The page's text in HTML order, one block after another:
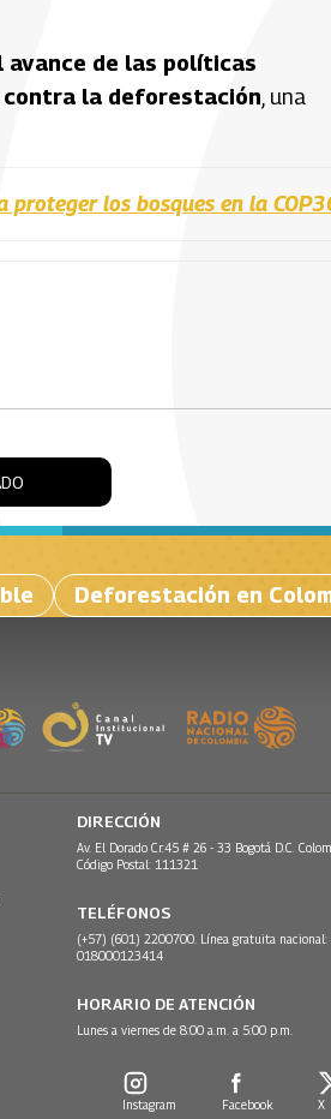
de las políticas
contra la deforestación , una
los bosques en la
Deforestación en
DIRECCIÓN
Av. El Dorado Cr.45 # 26 - 33 Bogotá D.C.
Código Postal: 111321
TELÉFONOS
(+57) (601) 2200700. Línea gratuita nacional:
018000123414
HORARIO DE ATENCIÓN
Lunes a viernes de 8:00 a.m. a 5:00 p.m.
Instagram Facebook X